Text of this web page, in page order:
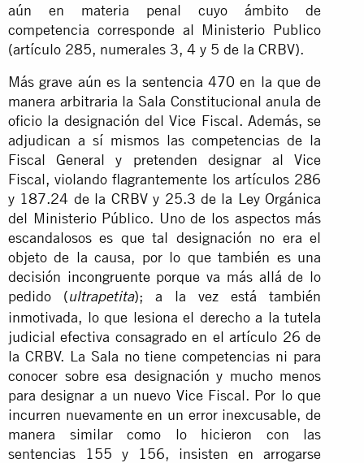
aún en materia penal cuyo ámbito de
competencia corresponde al Ministerio Publico
(artículo 285, numerales 3, 4 y 5 de la CRBV).
Más grave aún es la sentencia 470 en la que de
manera arbitraria la Sala Constitucional anula de
oficio la designación del Vice Fiscal. Además, se
adjudican a sí mismos las competencias de la
Fiscal General y pretenden designar al Vice
Fiscal, violando flagrantemente los artículos 286
y 187.24 de la CRBV y 25.3 de la Ley Orgánica
del Ministerio Público. Uno de los aspectos más
escandalosos es que tal designación no era el
objeto de la causa, por lo que también es una
decisión incongruenteporque va más allá de lo
pedido (ultrapetita); a la vez está también
inmotivada, lo que lesiona el derecho a la tutela
judicial efectiva consagrado en el artículo 26 de
la CRBV. La Sala no tiene competencias ni para
conocer sobre esa designación y mucho menos
para designar a un nuevo Vice Fiscal. Por lo que
incurren nuevamente en un error inexcusable, de
manera similar como lo hicieron con las
sentencias 155 y 156, insisten en arrogarse